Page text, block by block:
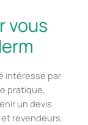
vous
intéressé par
pratique,
un devis
revendeurs.